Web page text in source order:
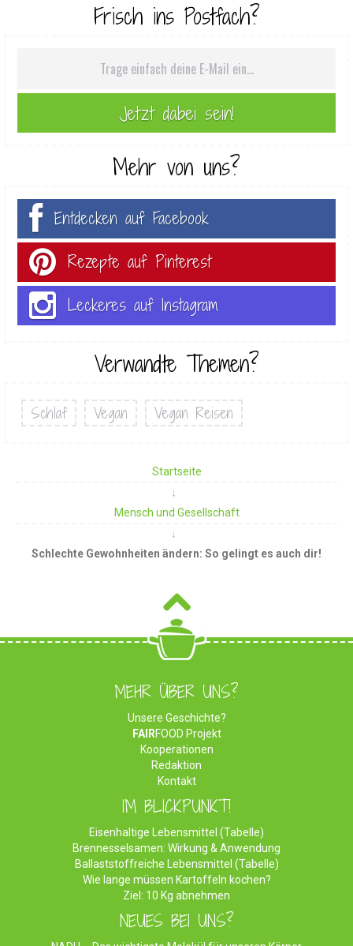
Frisch ins Postfach?
Mehr von uns?
Entdecken auf Facebook
Rezepte auf Pinterest
Leckeres auf Instagram
Verwandte Themen?
Schlaf Vegan Vegan Reisen
Startseite
Mensch und Gesellschaft
Schlechte Gewohnheiten ändern: So gelingt es auch dir!
MEHR ÜBER UNS?
Unsere Geschichte?
FAIRFOOD Projekt
Kooperationen
Redaktion
Kontakt
IM BLICKPUNKT!
Eisenhaltige Lebensmittel (Tabelle)
Brennesselsamen: Wirkung & Anwendung
Ballaststoffreiche Lebensmittel (Tabelle)
Wie lange müssen Kartoffeln kochen?
Ziel: 10 Kg abnehmen
NEUES BEI UNS?